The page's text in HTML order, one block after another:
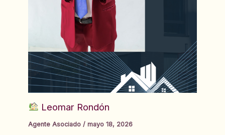
Leomar Rondón
Agente Asociado /mayo 18, 2026